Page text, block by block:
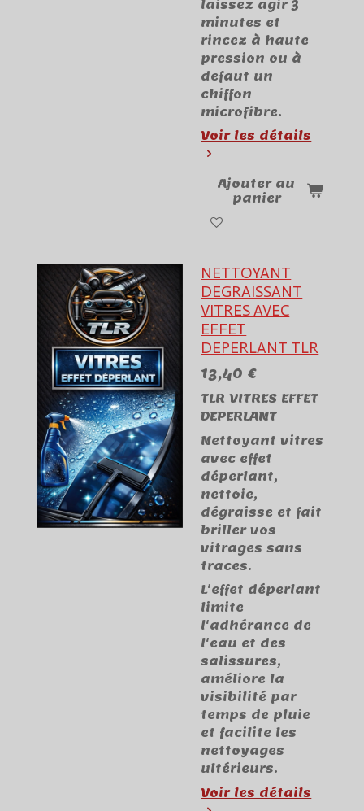
laissez agir 3
minutes et
rincez à haute
pression ou à
defaut un
chiffon
microfibre.
Voir les détails
Ajouter au
panier
NETTOYANT
DEGRAISSANT
VITRES AVEC
EFFET
DEPERLANT TLR
13,40 €
TLR VITRES EFFET
DEPERLANT
Nettoyant vitres
avec effet
déperlant,
nettoie,
dégraisse et fait
briller vos
vitrages sans
traces.
L'effet déperlant
limite
l'adhérance de
l'eau et des
salissures,
améliore la
visibilité par
temps de pluie
et facilite les
nettoyages
ultérieurs.
Voir les détails